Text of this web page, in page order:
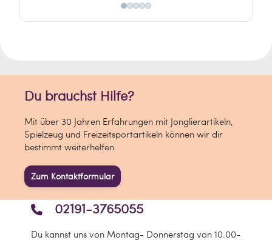
Du brauchst Hilfe?
Mit über 30 Jahren Erfahrungen mit Jonglierartikeln,
Spielzeug und Freizeitsportartikeln können wir dir
bestimmt weiterhelfen.
Zum Kontaktformular
02191-3765055
Du kannst uns von Montag- Donnerstag von 10.00-